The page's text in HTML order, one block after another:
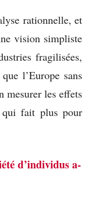
rationnelle, et
vision simpliste
fragilisées,
l’Europe sans
mesurer les effets
fait plus pour
d’individus a-